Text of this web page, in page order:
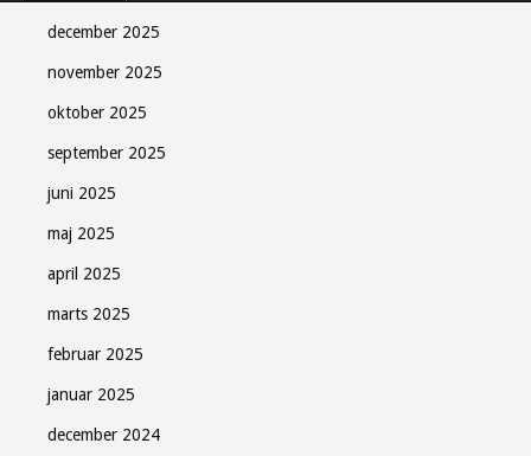
december 2025
november 2025
oktober 2025
september 2025
juni 2025
maj 2025
april 2025
marts 2025
februar 2025
januar 2025
december 2024